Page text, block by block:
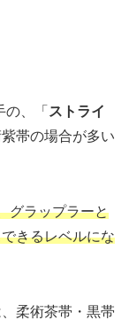
、「 ストライ
帯の場合が多い
グラップラーと
きるレベルにな
柔術茶帯・黒帯